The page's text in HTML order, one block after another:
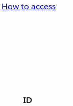
How to access
ID